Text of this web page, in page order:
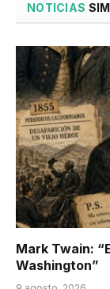
NOTICIAS
Mark Twain:
Washington”